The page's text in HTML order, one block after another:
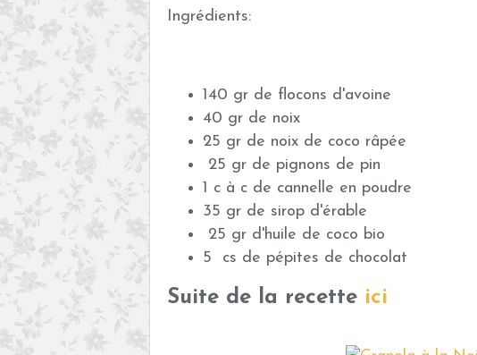
Ingrédients:
140 gr de flocons d'avoine
40 gr de noix
25 gr de noix de coco râpée
25 gr de pignons de pin
1 c à c de cannelle en poudre
35 gr de sirop d'érable
25 gr d'huile de coco bio
5 cs de pépites de chocolat
Suite de la recette ici